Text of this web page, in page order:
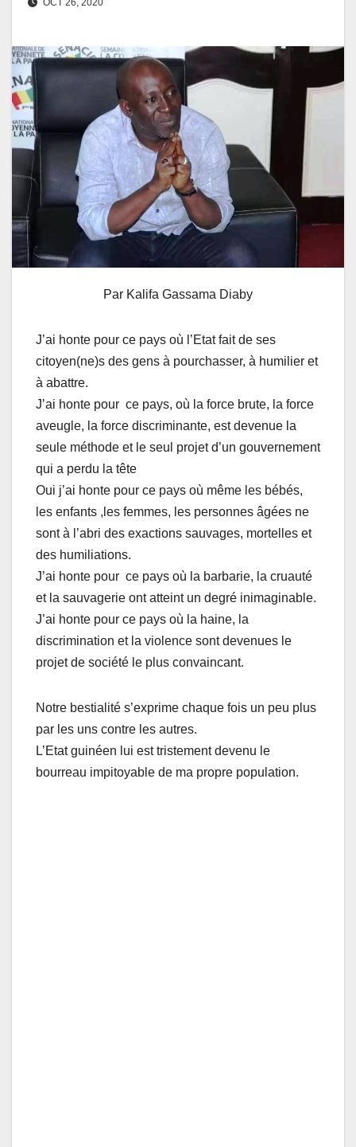
Par Kalifa Gassama Diaby
J’ai honte pour ce pays où l’Etat fait de ses
citoyen(ne)s des gens à pourchasser, à humilier et
à abattre.
J’ai honte pour ce pays, où la force brute, la force
aveugle, la force discriminante, est devenue la
seule méthode et le seul projet d’un gouvernement
qui a perdu la tête
Oui j’ai honte pour ce pays où même les bébés,
les enfants ,les femmes, les personnes âgées ne
sont à l’abri des exactions sauvages, mortelles et
des humiliations.
J’ai honte pour ce pays où la barbarie, la cruauté
et la sauvagerie ont atteint un degré inimaginable.
J’ai honte pour ce pays où la haine, la
discrimination et la violence sont devenues le
projet de société le plus convaincant.
Notre bestialité s’exprime chaque fois un peu plus
par les uns contre les autres.
L’Etat guinéen lui est tristement devenu le
bourreau impitoyable de ma propre population.